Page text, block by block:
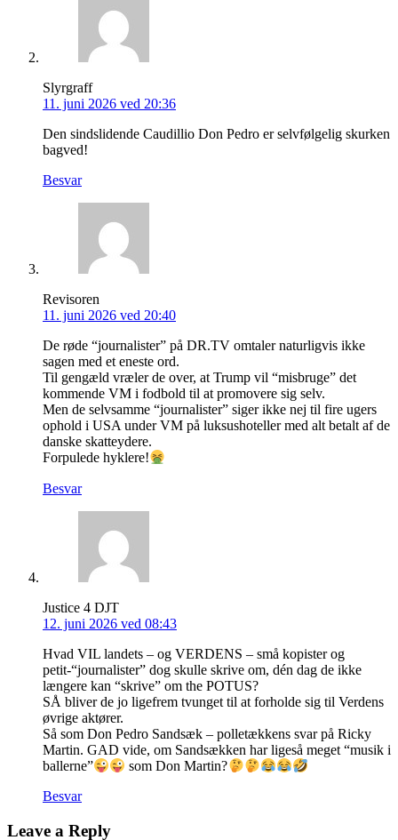
Slyrgraff
11. juni 2026 ved 20:36
Den sindslidende Caudillio Don Pedro er selvfølgelig skurken
bagved!
Besvar
Revisoren
11. juni 2026 ved 20:40
De røde “journalister” på DR.TV omtaler naturligvis ikke
sagen med et eneste ord.
Til gengæld vræler de over, at Trump vil “misbruge” det
kommende VM i fodbold til at promovere sig selv.
Men de selvsamme “journalister” siger ikke nej til fire ugers
ophold i USA under VM på luksushoteller med alt betalt af de
danske skatteydere.
Forpulede hyklere!
Besvar
Justice 4 DJT
12. juni 2026 ved 08:43
Hvad VIL landets – og VERDENS – små kopister og
petit-“journalister” dog skulle skrive om, dén dag de ikke
længere kan “skrive” om the POTUS?
SÅ bliver de jo ligefrem tvunget til at forholde sig til Verdens
øvrige aktører.
Så som Don Pedro Sandsæk – polletækkens svar på Ricky
Martin. GAD vide, om Sandsækken har ligeså meget “musik i
ballerne”
som Don Martin?
Besvar
Leave a Reply